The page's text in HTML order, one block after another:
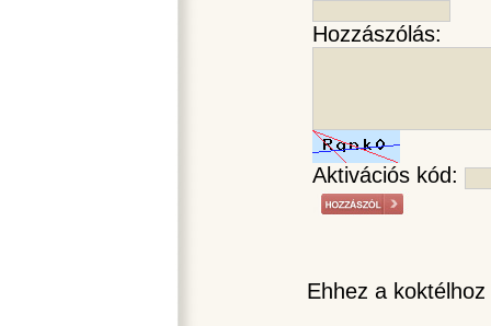
Hozzászólás:
Aktivációs kód:
Ehhez a